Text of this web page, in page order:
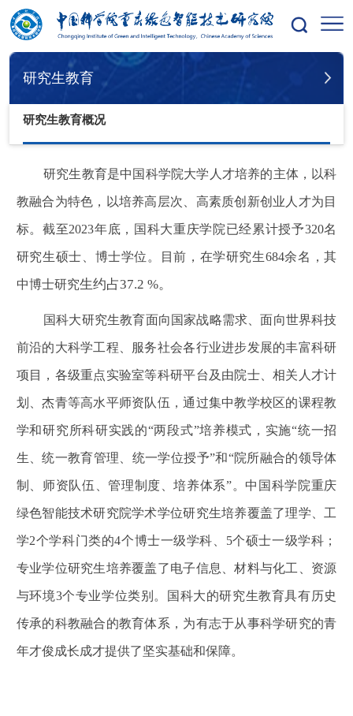
您的位置：首页 研究生教育 研究生教育概况
研究生教育
研究生教育概况
研究生教育是中国科学院大学人才培养的主体，以科
教融合为特色，以培养高层次、高素质创新创业人才为目
标。截至2023年底，国科大重庆学院已经累计授予320名
研究生硕士、博士学位。目前，在学研究生684余名，其
中博士研究生约占37.2 %。
国科大研究生教育面向国家战略需求、面向世界科技
前沿的大科学工程、服务社会各行业进步发展的丰富科研
项目，各级重点实验室等科研平台及由院士、相关人才计
划、杰青等高水平师资队伍，通过集中教学校区的课程教
学和研究所科研实践的“两段式”培养模式，实施“统一招
生、统一教育管理、统一学位授予”和“院所融合的领导体
制、师资队伍、管理制度、培养体系”。中国科学院重庆
绿色智能技术研究院学术学位研究生培养覆盖了理学、工
学2个学科门类的4个博士一级学科、5个硕士一级学科；
专业学位研究生培养覆盖了电子信息、材料与化工、资源
与环境3个专业学位类别。国科大的研究生教育具有历史
传承的科教融合的教育体系，为有志于从事科学研究的青
年才俊成长成才提供了坚实基础和保障。